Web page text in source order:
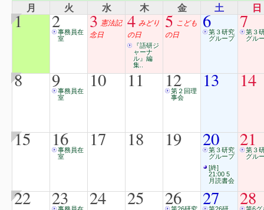
月 火 水 木 金 土 日
1 2事務員在
室
3 憲法記
念日
4 みどり
の日
『語研ジ
ャーナ
ル』編
集..
5 こども
の日
6第３研究
グループ
7第３
グル
8 9事務員在
室
10 11 12
第２回理
事会
13 14
15 16
事務員在
室
17 18 19 20
第３研究
グループ
[終]
21:00 5
月読書会
21
第３
グル
22 23 24 25 26 27 28